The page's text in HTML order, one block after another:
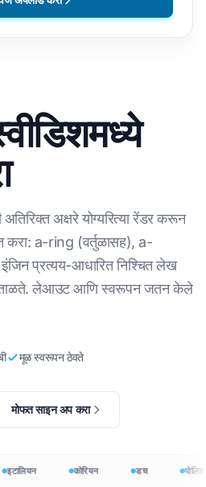
अतिरिक्त अक्षरे योग्यरित्या रेंडर करून
करा: a-ring (वर्तुळासह), a-
प्रत्यय-आधारित निश्चित लेख
लेआउट आणि स्वरूपन जतन केले
मूळ स्वरूपन ठेवते
मोफत साइन अप करा
इटालियन कोरियन डच पोलिश